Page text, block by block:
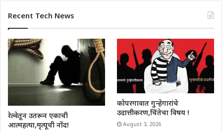
Recent Tech News
रेल्वेतून उतरून एकाची
आत्महत्या,मृत्यूची नोंद!
कोपरगावात गुन्हेगारांचे
उदात्तीकरण,चिंतेचा विषय !
August 3, 2026